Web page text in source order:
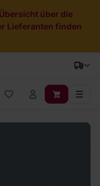
über die
Lieferanten finden